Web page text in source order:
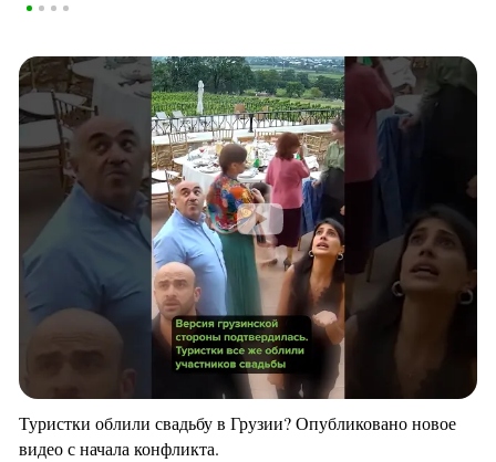
Туристки облили свадьбу в Грузии? Опубликовано новое
видео с начала конфликта.